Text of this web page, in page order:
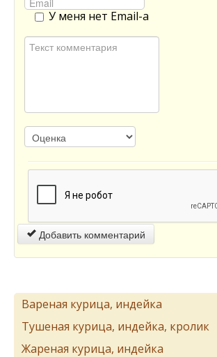
У меня нет Email-а
Добавить комментарий
Вареная курица, индейка
Тушеная курица, индейка, кролик
Жареная курица, индейка